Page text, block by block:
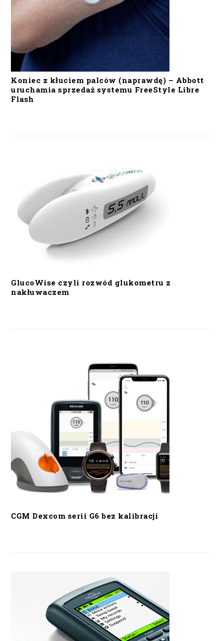
Koniec z kłuciem palców (naprawdę) – Abbott
uruchamia sprzedaż systemu FreeStyle Libre
Flash
GlucoWise czyli rozwód glukometru z
nakłuwaczem
CGM Dexcom serii G6 bez kalibracji